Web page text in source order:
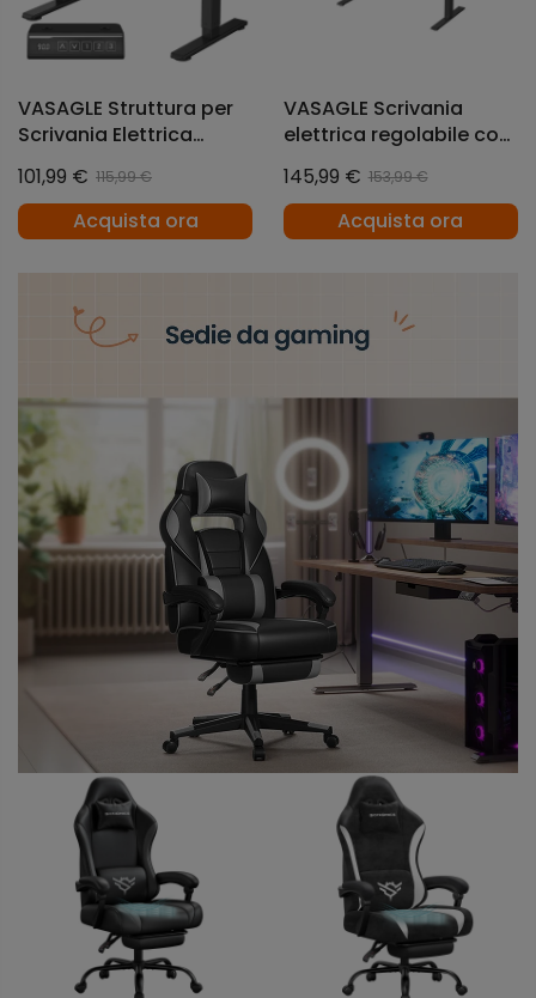
VASAGLE Struttura per
Scrivania Elettrica
Nero Inchiostro
101,99 € 115,99 €
Acquista ora
VASAGLE Scrivania
elettrica regolabile con
145,99 € 153,99 €
Acquista ora